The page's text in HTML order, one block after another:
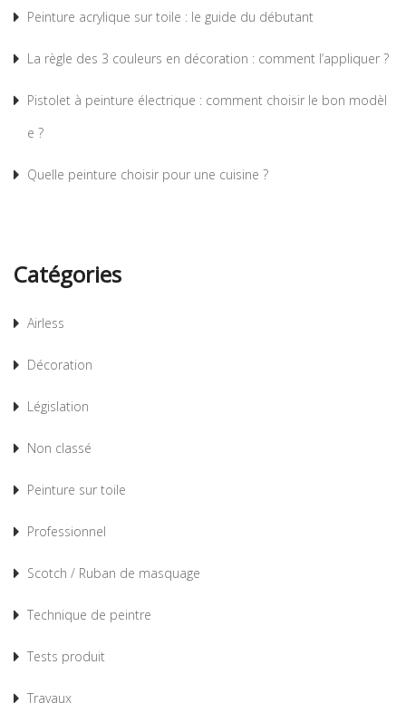
Peinture acrylique sur toile : le guide du débutant
La règle des 3 couleurs en décoration : comment l’appliquer ?
Pistolet à peinture électrique : comment choisir le bon modèl
e ?
Quelle peinture choisir pour une cuisine ?
Catégories
Airless
Décoration
Législation
Non classé
Peinture sur toile
Professionnel
Scotch / Ruban de masquage
Technique de peintre
Tests produit
Travaux